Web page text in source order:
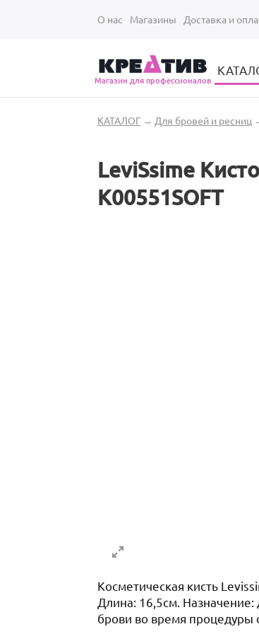
О нас Магазины Доставка и
Магазин для профессионалов
Вы здесь
КАТАЛОГ→ Для бровей и ресниц
LeviSsime
K00551SOFT
Косметическая кисть
Длина: 16,5см.
брови во время процедуры